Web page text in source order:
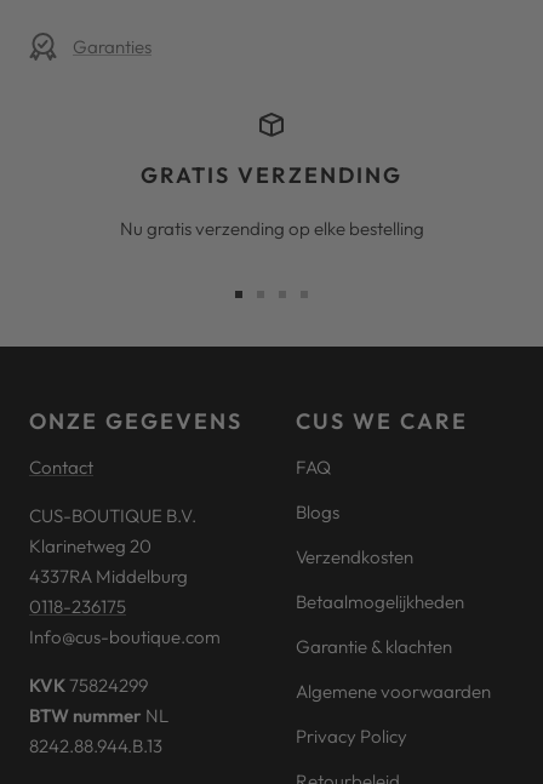
Garanties
GRATIS VERZENDING
Nu gratis verzending op elke bestelling
ONZE GEGEVENS
Contact
CUS-BOUTIQUE B.V.
Klarinetweg 20
4337RA Middelburg
0118-236175
Info@cus-boutique.com
KVK75824299
BTW nummer NL
8242.88.944.B.13
CUS WE CARE
FAQ
Blogs
Verzendkosten
Betaalmogelijkheden
Garantie & klachten
Algemene voorwaarden
Privacy Policy